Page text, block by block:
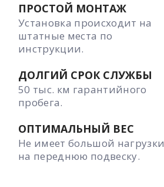
ПРОСТОЙ МОНТАЖ
Установка происходит на
штатные места по
инструкции.
ДОЛГИЙ СРОК СЛУЖБЫ
50 тыс. км гарантийного
пробега.
ОПТИМАЛЬНЫЙ ВЕС
Не имеет большой нагрузки
на переднюю подвеску.